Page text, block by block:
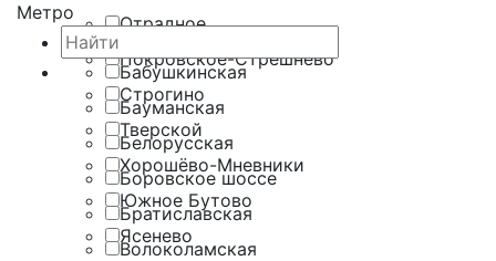
Отрадное
Покровское-Стрешнево
Строгино
Тверской
Хорошёво-Мневники
Южное Бутово
Ясенево
Метро
Бабушкинская
Бауманская
Белорусская
Боровское шоссе
Братиславская
Волоколамская